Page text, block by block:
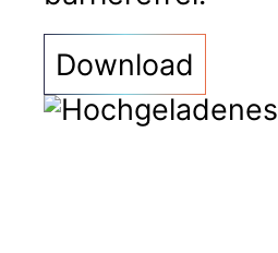
Download